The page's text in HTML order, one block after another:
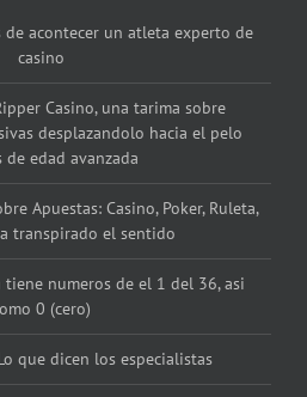
de acontecer un atleta experto de
casino
Casino, una tarima sobre
desplazandolo hacia el pelo
de edad avanzada
Apuestas: Casino, Poker, Ruleta,
transpirado el sentido
numeros de el 1 del 36, asi
0 (cero)
que dicen los especialistas